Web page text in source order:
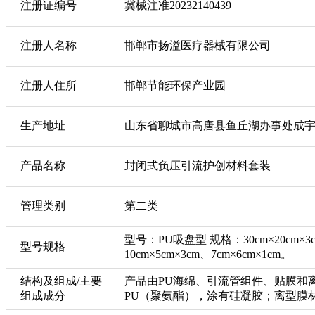
注册证编号 冀械注准20232140439
注册人名称 邯郸市扬溢医疗器械有限公司
注册人住所 邯郸节能环保产业园
生产地址 山东省聊城市高唐县鱼丘湖办事处成
产品名称 封闭式负压引流护创材料套装
管理类别 第二类
型号规格
型号：PU吸盘型 规格：
10cm×5cm×3cm、7cm×6cm×1cm。
结构及组成/主要
组成成分
产品由PU海绵、引流管组件、贴膜和
PU（聚氨酯），涂有硅凝胶；离型膜